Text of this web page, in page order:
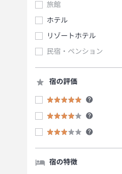
旅館
ホテル
リゾートホテル
民宿・ペンション
宿の評価
宿の特徴